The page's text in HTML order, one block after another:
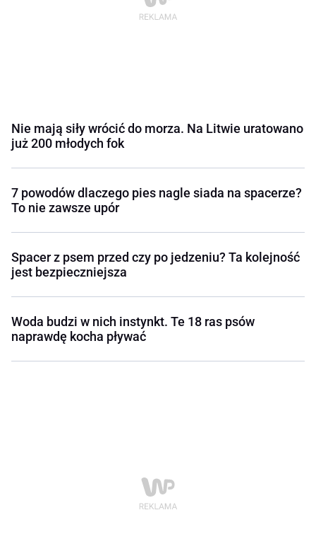
Nie mają siły wrócić do morza. Na Litwie uratowano
już 200 młodych fok
7 powodów dlaczego pies nagle siada na spacerze?
To nie zawsze upór
Spacer z psem przed czy po jedzeniu? Ta kolejność
jest bezpieczniejsza
Woda budzi w nich instynkt. Te 18 ras psów
naprawdę kocha pływać